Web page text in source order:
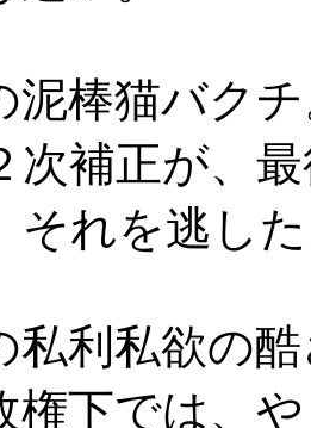
棒猫バクチ
次補正が、
それを逃し
利私欲の
権下では、